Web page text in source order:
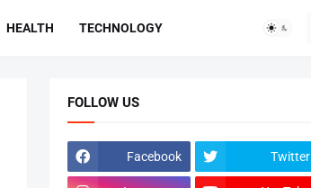
HEALTH TECHNOLOGY
FOLLOW US
Facebook Twitter